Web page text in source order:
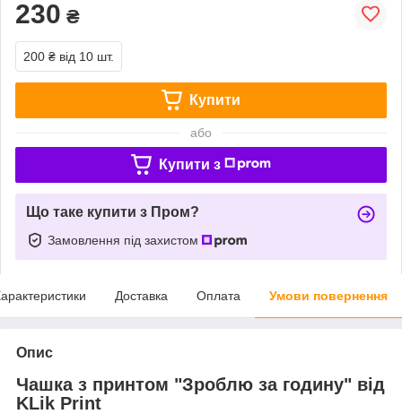
230 ₴
200 ₴ від 10 шт.
Купити
або
Купити з
Що таке купити з Пром?
Замовлення під захистом
Доставка Оплата Умови повернення
Опис
Чашка з принтом "Зроблю за годину" від
KLik Print